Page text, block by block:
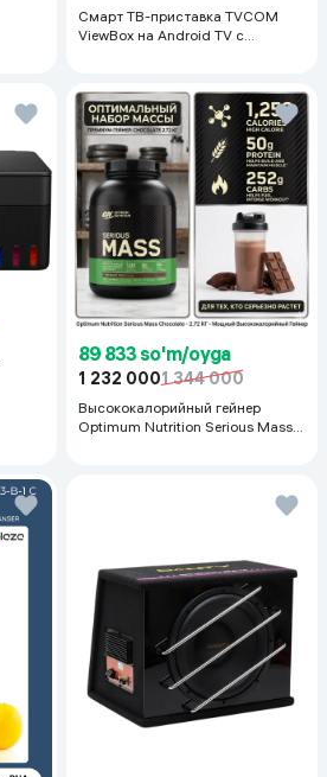
Смарт ТВ-приставка TVCOM
ViewBox на Android TV с
89 833 so'm/oyga
1 232 0001 344 000
Высококалорийный гейнер
Optimum Nutrition Serious Mass,